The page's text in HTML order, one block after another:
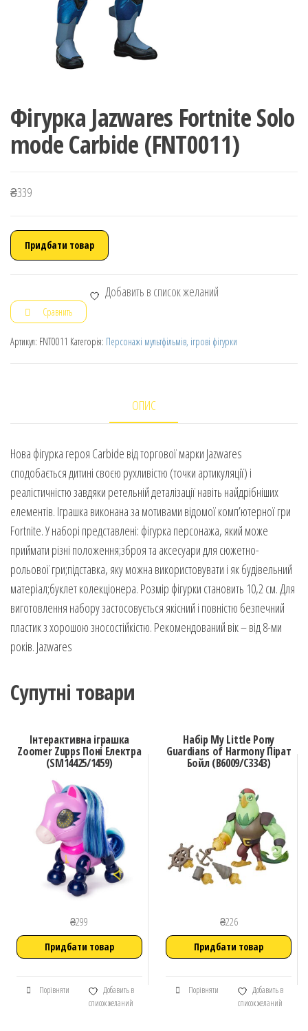
Фігурка Jazwares Fortnite Solo
mode Carbide (FNT0011)
₴339
Придбати товар
Добавить в список желаний
Сравнить
Артикул: FNT0011 Категорія: Персонажі мультфільмів, ігрові фігурки
ОПИС
Нова фігурка героя Carbide від торгової марки Jazwares
сподобається дитині своєю рухливістю (точки артикуляції) і
реалістичністю завдяки ретельній деталізації навіть найдрібніших
елементів. Іграшка виконана за мотивами відомої комп’ютерної гри
Fortnite. У наборі представлені: фігурка персонажа, який може
приймати різні положення;зброя та аксесуари для сюжетно-
рольової гри;підставка, яку можна використовувати і як будівельний
матеріал;буклет колекціонера. Розмір фігурки становить 10,2 см. Для
виготовлення набору застосовується якісний і повністю безпечний
пластик з хорошою зносостійкістю. Рекомендований вік – від 8-ми
років. Jazwares
Супутні товари
Інтерактивна іграшка
Zoomer Zupps Поні Електра
(SM14425/1459)
₴299
Придбати товар
Порівняти
Добавить в
список желаний
Набір My Little Pony
Guardians of Harmony Пірат
Бойл (B6009/C3343)
₴226
Придбати товар
Порівняти
Добавить в
список желаний